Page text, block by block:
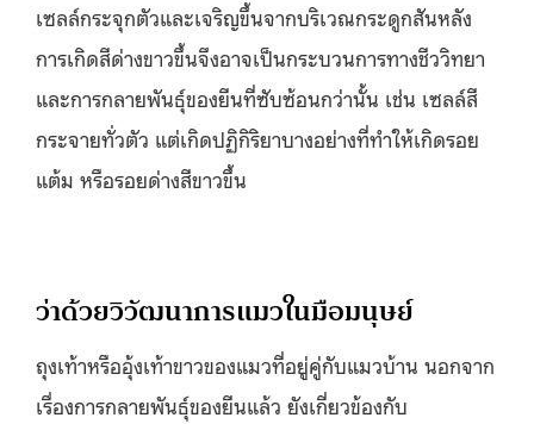
เซลล์กระจุกตัวและเจริญขึ้นจากบริเวณกระดูกสันหลัง
การเกิดสีด่างขาวขึ้นจึงอาจเป็นกระบวนการทางชีววิทยา
และการกลายพันธุ์ของยีนที่ซับซ้อนกว่านั้น เช่น เซลล์สี
กระจายทั่วตัว แต่เกิดปฏิกิริยาบางอย่างที่ทำให้เกิดรอย
แต้ม หรือรอยด่างสีขาวขึ้น
ว่าด้วยวิวัฒนาการแมวในมือมนุษย์
ถุงเท้าหรืออุ้งเท้าขาวของแมวที่อยู่คู่กับแมวบ้าน นอกจาก
เรื่องการกลายพันธุ์ของยีนแล้ว ยังเกี่ยวข้องกับ